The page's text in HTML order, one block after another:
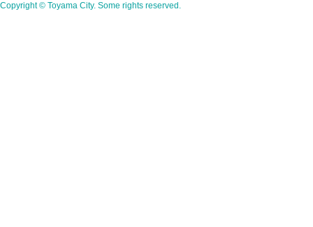
Copyright © Toyama City. Some rights reserved.